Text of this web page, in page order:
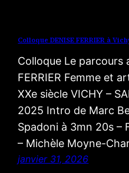
Colloque DENISE FERRIER à
Colloque Le parcours
FERRIER Femme et
XXe siècle VICHY –
2025 Intro de Marc
Spadoni à 3mn 20s –
– Michèle Moyne-
janvier 31, 2026